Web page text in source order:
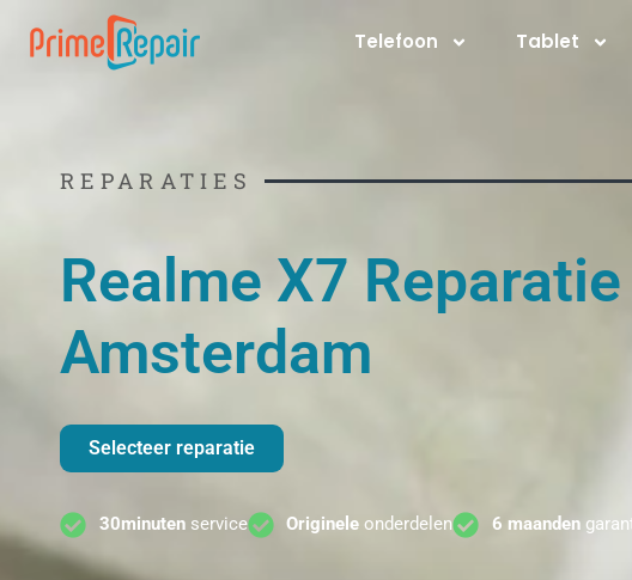
naar
Telefoon Tablet
REPARATIES
Realme X7
Amsterdam
Selecteer reparatie
30minutenservice Originele onderdelen 6 maanden